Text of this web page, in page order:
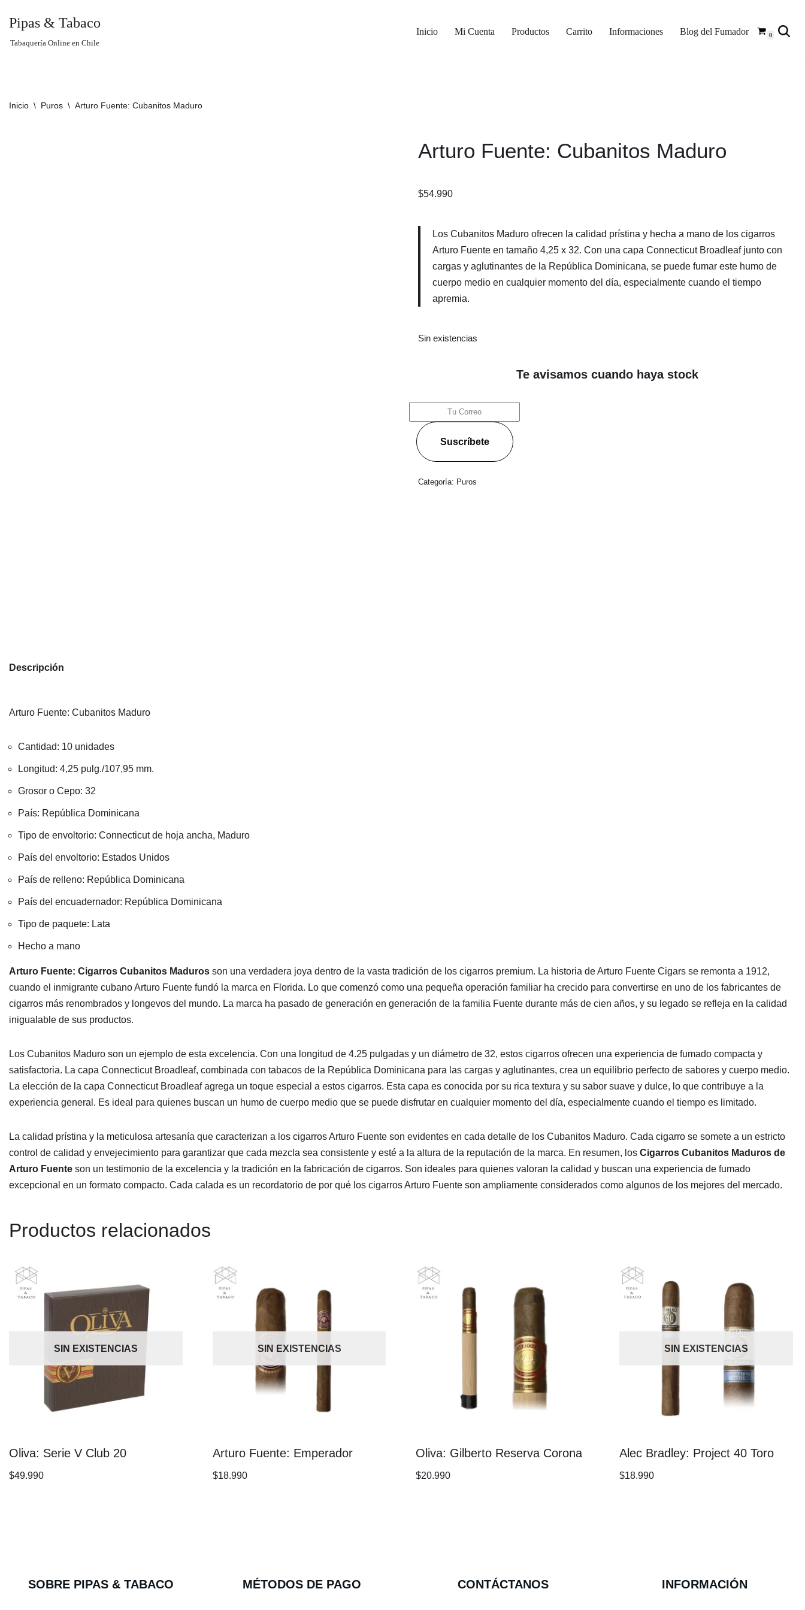
Saltar
Pipas & Tabaco
Tabaquería Online en Chile
Inicio Mi Cuenta Productos Carrito Informaciones Blog del Fumador 0
Inicio \ Puros \ Arturo Fuente: Cubanitos Maduro
Arturo Fuente: Cubanitos Maduro
$54.990
Los Cubanitos Maduro ofrecen la calidad prístina y hecha a mano de los cigarros
Arturo Fuente en tamaño 4,25 x 32. Con una capa Connecticut Broadleaf junto con
cargas y aglutinantes de la República Dominicana, se puede fumar este humo de
cuerpo medio en cualquier momento del día, especialmente cuando el tiempo
apremia.
Sin existencias
Te avisamos cuando haya stock
Suscríbete
Categoría: Puros
Descripción
Arturo Fuente: Cubanitos Maduro
Cantidad: 10 unidades
Longitud: 4,25 pulg./107,95 mm.
Grosor o Cepo: 32
País: República Dominicana
Tipo de envoltorio: Connecticut de hoja ancha, Maduro
País del envoltorio: Estados Unidos
País de relleno: República Dominicana
País del encuadernador: República Dominicana
Tipo de paquete: Lata
Hecho a mano
Arturo Fuente: Cigarros Cubanitos Maduros son una verdadera joya dentro de la vasta tradición de los cigarros premium. La historia de Arturo Fuente Cigars se remonta a 1912,
cuando el inmigrante cubano Arturo Fuente fundó la marca en Florida. Lo que comenzó como una pequeña operación familiar ha crecido para convertirse en uno de los fabricantes de
cigarros más renombrados y longevos del mundo. La marca ha pasado de generación en generación de la familia Fuente durante más de cien años, y su legado se refleja en la calidad
inigualable de sus productos.
Los Cubanitos Maduro son un ejemplo de esta excelencia. Con una longitud de 4.25 pulgadas y un diámetro de 32, estos cigarros ofrecen una experiencia de fumado compacta y
satisfactoria. La capa Connecticut Broadleaf, combinada con tabacos de la República Dominicana para las cargas y aglutinantes, crea un equilibrio perfecto de sabores y cuerpo medio.
La elección de la capa Connecticut Broadleaf agrega un toque especial a estos cigarros. Esta capa es conocida por su rica textura y su sabor suave y dulce, lo que contribuye a la
experiencia general. Es ideal para quienes buscan un humo de cuerpo medio que se puede disfrutar en cualquier momento del día, especialmente cuando el tiempo es limitado.
La calidad prístina y la meticulosa artesanía que caracterizan a los cigarros Arturo Fuente son evidentes en cada detalle de los Cubanitos Maduro. Cada cigarro se somete a un estricto
control de calidad y envejecimiento para garantizar que cada mezcla sea consistente y esté a la altura de la reputación de la marca. En resumen, los Cigarros Cubanitos Maduros de
Arturo Fuente son un testimonio de la excelencia y la tradición en la fabricación de cigarros. Son ideales para quienes valoran la calidad y buscan una experiencia de fumado
excepcional en un formato compacto. Cada calada es un recordatorio de por qué los cigarros Arturo Fuente son ampliamente considerados como algunos de los mejores del mercado.
Productos relacionados
SIN EXISTENCIAS
Oliva: Serie V Club 20
$49.990
SIN EXISTENCIAS
Arturo Fuente: Emperador
$18.990
Oliva: Gilberto Reserva Corona
$20.990
SIN EXISTENCIAS
Alec Bradley: Project 40 Toro
$18.990
SOBRE PIPAS & TABACO MÉTODOS DE PAGO CONTÁCTANOS INFORMACIÓN